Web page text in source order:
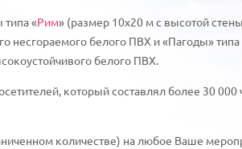
«Рим» (размер 10х20 м с высотой
несгораемого белого ПВХ и «Пагоды» типа
белого ПВХ.
который составлял более 30
количестве) на любое Ваше